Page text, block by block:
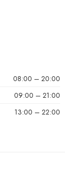
08:00 – 20:00
09:00 – 21:00
13:00 – 22:00